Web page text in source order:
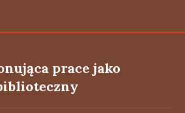
prace jako